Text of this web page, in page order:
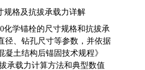
规格及抗拔承载力详解
化学锚栓的尺寸规格和抗拔承
径、钻孔尺寸等参数，并依据
凝土结构后锚固技术规程》
承载力计算方法和典型数值